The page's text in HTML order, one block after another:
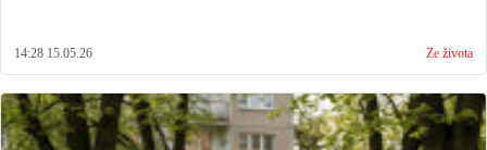
14:28 15.05.26 Ze života